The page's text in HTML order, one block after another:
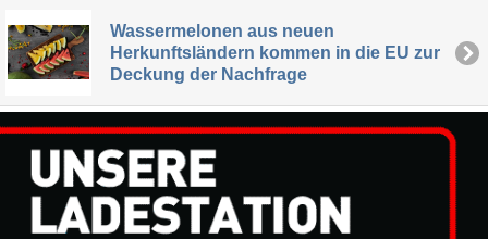
Wassermelonen aus neuen
Herkunftsländern kommen in die EU zur
Deckung der Nachfrage